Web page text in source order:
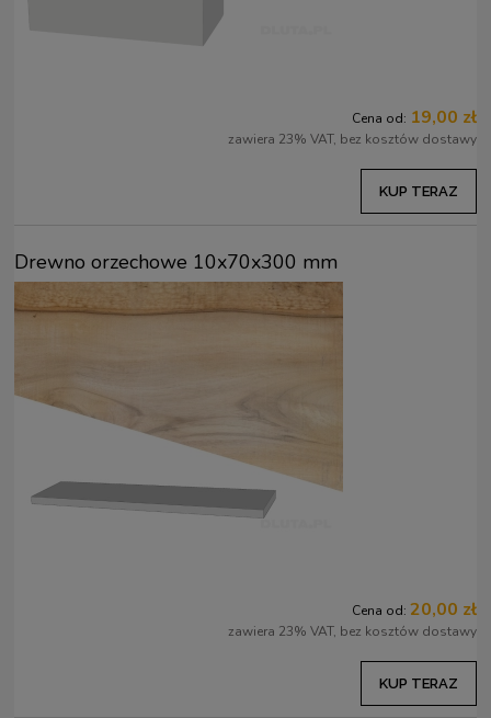
Cena od: 19,00 zł
zawiera 23% VAT, bez kosztów dostawy
KUP TERAZ
Drewno orzechowe 10x70x300 mm
Cena od: 20,00 zł
zawiera 23% VAT, bez kosztów dostawy
KUP TERAZ